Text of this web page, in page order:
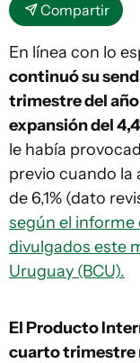
Compartir
En línea con lo
continuó su
trimestre del
expansión del
le había
previo cuando
de 6,1% (dato
según el informe
divulgados este
Uruguay (BCU).
El Producto
cuarto trimestre